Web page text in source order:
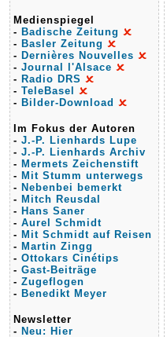
Medienspiegel
- Badische Zeitung
- Basler Zeitung
- Dernières Nouvelles
- Journal l'Alsace
- Radio DRS
- TeleBasel
- Bilder-Download
Im Fokus der Autoren
- J.-P. Lienhards Lupe
- J.-P. Lienhards Archiv
- Mermets Zeichenstift
- Mit Stumm unterwegs
- Nebenbei bemerkt
- Mitch Reusdal
- Hans Saner
- Aurel Schmidt
- Mit Schmidt auf Reisen
- Martin Zingg
- Ottokars Cinétips
- Gast-Beiträge
- Zugeflogen
- Benedikt Meyer
Newsletter
- Neu: Hier